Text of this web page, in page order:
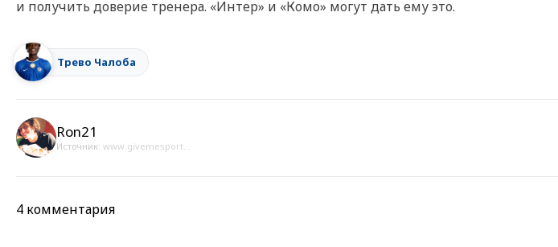
и получить доверие тренера. «Интер» и «Комо» могут дать ему это.
Трево Чалоба
Ron21
Источник: www.givemesport...
4 комментария